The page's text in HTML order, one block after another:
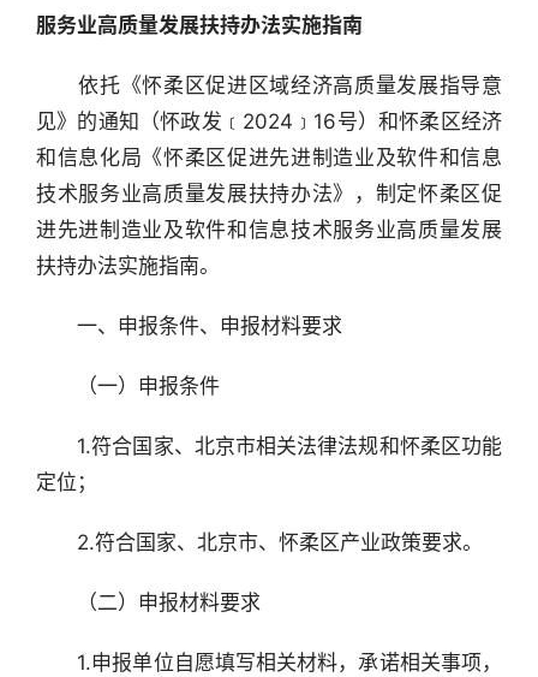
服务业高质量发展扶持办法实施指南
依托《怀柔区促进区域经济高质量发展指导意
见》的通知（怀政发﹝2024﹞16号）和怀柔区经济
和信息化局《怀柔区促进先进制造业及软件和信息
技术服务业高质量发展扶持办法》，制定怀柔区促
进先进制造业及软件和信息技术服务业高质量发展
扶持办法实施指南。
一、申报条件、申报材料要求
（一）申报条件
1.符合国家、北京市相关法律法规和怀柔区功能
定位；
2.符合国家、北京市、怀柔区产业政策要求。
（二）申报材料要求
1.申报单位自愿填写相关材料，承诺相关事项，